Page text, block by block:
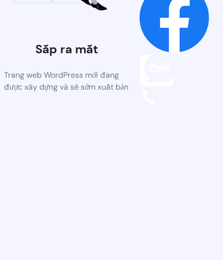
Sắp ra mắt
Trang web WordPress mới đang
được xây dựng và sẽ sớm xuất bản